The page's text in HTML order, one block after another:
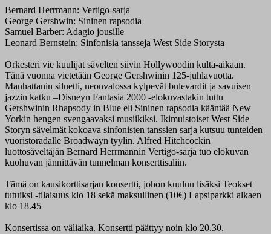
Bernard Herrmann: Vertigo-sarja
George Gershwin: Sininen rapsodia
Samuel Barber: Adagio jousille
Leonard Bernstein: Sinfonisia tansseja West Side Storysta
Orkesteri vie kuulijat sävelten siivin Hollywoodin kulta-aikaan.
Tänä vuonna vietetään George Gershwinin 125-juhlavuotta.
Manhattanin siluetti, neonvalossa kylpevät bulevardit ja savuisen
jazzin katku –Disneyn Fantasia 2000 -elokuvastakin tuttu
Gershwinin Rhapsody in Blue eli Sininen rapsodia kääntää New
Yorkin hengen svengaavaksi musiikiksi. Ikimuistoiset West Side
Storyn sävelmät kokoava sinfonisten tanssien sarja kutsuu tunteiden
vuoristoradalle Broadwayn tyylin. Alfred Hitchcockin
luottosäveltäjän Bernard Herrmannin Vertigo-sarja tuo elokuvan
kuohuvan jännittävän tunnelman konserttisaliin.
Tämä on kausikorttisarjan konsertti, johon kuuluu lisäksi Teokset
tutuiksi -tilaisuus klo 18 sekä maksullinen (10€) Lapsiparkki alkaen
klo 18.45
Konsertissa on väliaika. Konsertti päättyy noin klo 20.30.